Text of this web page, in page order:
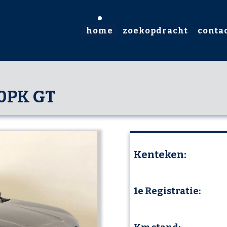
home zoekopdracht
GT
Kenteken:
1e Registratie: